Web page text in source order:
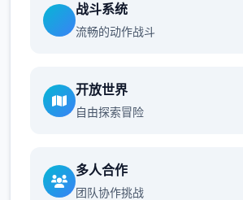
战斗系统
流畅的动作战斗
开放世界
自由探索冒险
多人合作
团队协作挑战